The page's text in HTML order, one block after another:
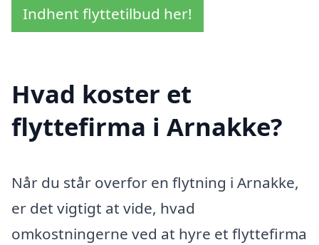
Indhent flyttetilbud her!
Hvad koster et
flyttefirma i Arnakke?
Når du står overfor en flytning i Arnakke,
er det vigtigt at vide, hvad
omkostningerne ved at hyre et flyttefirma